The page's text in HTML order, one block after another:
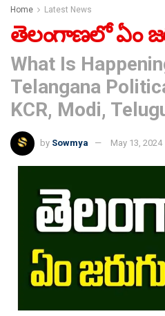
Home Latest News
తెలంగాణలో ఏం
What Is
Telangana
KCR, Modi,
by Sowmya May 13, 2024